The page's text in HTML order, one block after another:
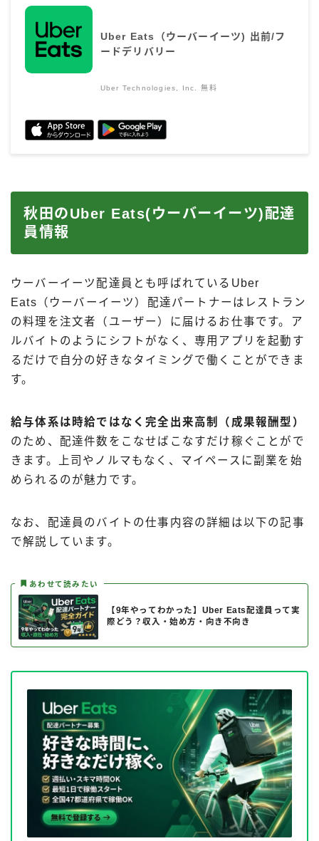
Uber Eats（ウーバーイーツ) 出前/フ
ードデリバリー
Uber Technologies, Inc. 無料
秋田のUber Eats(ウーバーイーツ)配達
員情報
ウーバーイーツ配達員とも呼ばれているUber
Eats（ウーバーイーツ）配達パートナーはレストラン
の料理を注文者（ユーザー）に届けるお仕事です。ア
ルバイトのようにシフトがなく、専用アプリを起動す
るだけで自分の好きなタイミングで働くことができま
す。
給与体系は時給ではなく完全出来高制（成果報酬型）
のため、配達件数をこなせばこなすだけ稼ぐことがで
きます。上司やノルマもなく、マイペースに副業を始
められるのが魅力です。
なお、配達員のバイトの仕事内容の詳細は以下の記事
で解説しています。
あわせて読みたい
【9年やってわかった】Uber Eats配達員って実
際どう？収入・始め方・向き不向き